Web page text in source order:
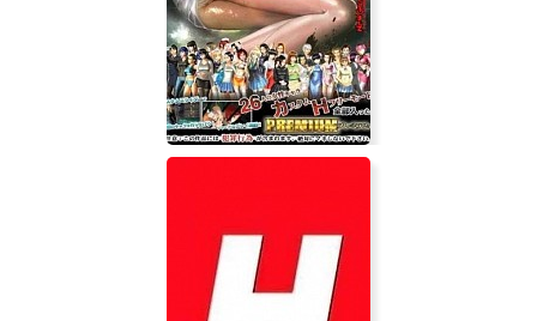
MY HERO ONE'S JUSTICE